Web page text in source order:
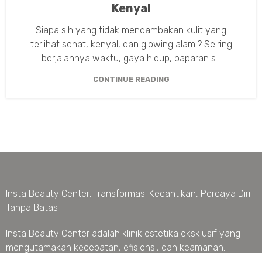
Kenyal
Siapa sih yang tidak mendambakan kulit yang
terlihat sehat, kenyal, dan glowing alami? Seiring
berjalannya waktu, gaya hidup, paparan s...
CONTINUE READING
Insta Beauty Center: Transformasi Kecantikan, Percaya Diri
Tanpa Batas
Insta Beauty Center adalah klinik estetika eksklusif yang
mengutamakan kecepatan, efisiensi, dan keamanan.